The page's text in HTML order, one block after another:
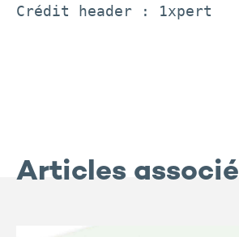
Crédit header : 1xpert
Articles